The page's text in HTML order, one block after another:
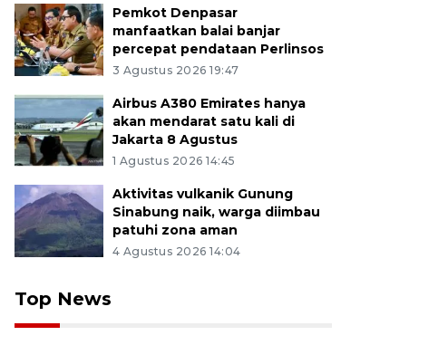
Pemkot Denpasar
manfaatkan balai banjar
percepat pendataan Perlinsos
3 Agustus 2026 19:47
Airbus A380 Emirates hanya
akan mendarat satu kali di
Jakarta 8 Agustus
1 Agustus 2026 14:45
Aktivitas vulkanik Gunung
Sinabung naik, warga diimbau
patuhi zona aman
4 Agustus 2026 14:04
Top News